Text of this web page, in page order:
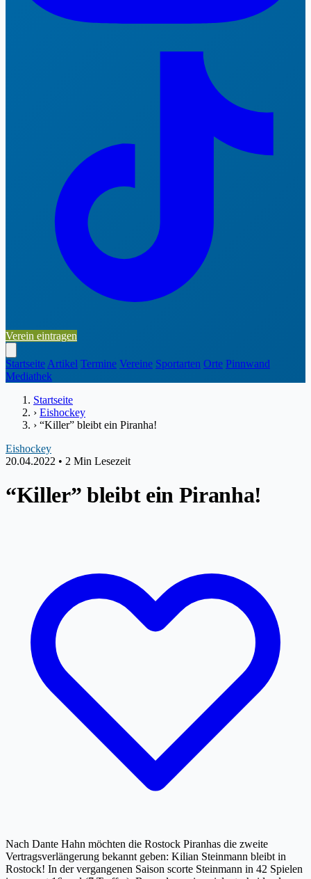
Verein eintragen
Startseite Artikel Termine Vereine Sportarten Orte Pinnwand
Mediathek
Startseite
› Eishockey
› “Killer” bleibt ein Piranha!
Eishockey
20.04.2022 • 2 Min Lesezeit
“Killer” bleibt ein Piranha!
Nach Dante Hahn möchten die Rostock Piranhas die zweite
Vertragsverlängerung bekannt geben: Kilian Steinmann bleibt in
Rostock! In der vergangenen Saison scorte Steinmann in 42 Spielen